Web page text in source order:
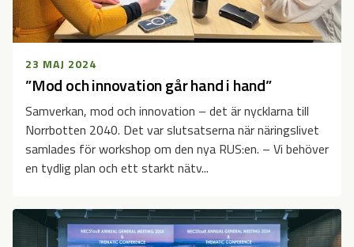
”Mod och innovation går hand i hand”
23 MAJ 2024
Samverkan, mod och innovation – det är nycklarna till
Norrbotten 2040. Det var slutsatserna när näringslivet
samlades för workshop om den nya RUS:en. – Vi behöver
en tydlig plan och ett starkt nätv...